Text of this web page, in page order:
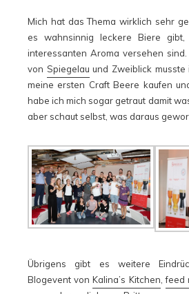
Mich hat das Thema wirklich sehr
es wahnsinnig leckere Biere
interessanten Aroma versehen
von Spiegelau und Zweiblick
meine ersten Craft Beere kaufen
habe ich mich sogar getraut damit
aber schaut selbst, was daraus
Übrigens gibt es weitere
Blogevent vonKalina’s Kitchen ,feed